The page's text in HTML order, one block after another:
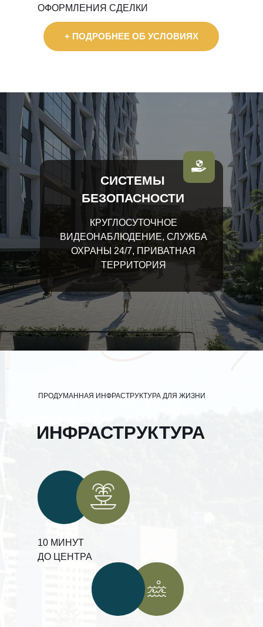
+ ПОДРОБНЕЕ ОБ УСЛОВИЯХ
ОФОРМЛЕНИЯ СДЕЛКИ
СИСТЕМЫ
БЕЗОПАСНОСТИ
КРУГЛОСУТОЧНОЕ
ВИДЕОНАБЛЮДЕНИЕ, СЛУЖБА
ОХРАНЫ 24/7, ПРИВАТНАЯ
ТЕРРИТОРИЯ
ИНФРАСТРУКТУРА
ПРОДУМАННАЯ ИНФРАСТРУКТУРА ДЛЯ ЖИЗНИ
10 МИНУТ
ДО ЦЕНТРА